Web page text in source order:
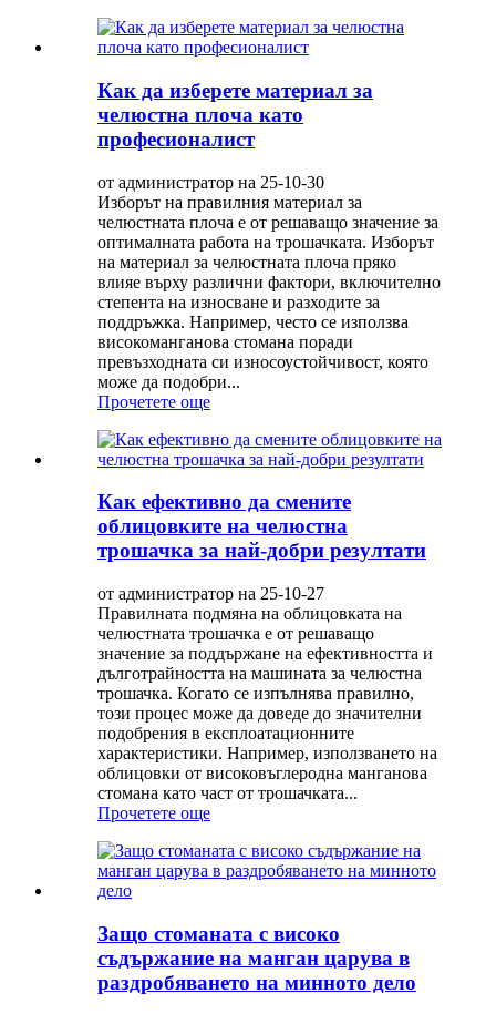
Как да изберете материал за
челюстна плоча като
професионалист
от администратор на 25-10-30
Изборът на правилния материал за
челюстната плоча е от решаващо значение за
оптималната работа на трошачката. Изборът
на материал за челюстната плоча пряко
влияе върху различни фактори, включително
степента на износване и разходите за
поддръжка. Например, често се използва
високоманганова стомана поради
превъзходната си износоустойчивост, която
може да подобри...
Прочетете още
Как ефективно да смените
облицовките на челюстна
трошачка за най-добри резултати
от администратор на 25-10-27
Правилната подмяна на облицовката на
челюстната трошачка е от решаващо
значение за поддържане на ефективността и
дълготрайността на машината за челюстна
трошачка. Когато се изпълнява правилно,
този процес може да доведе до значителни
подобрения в експлоатационните
характеристики. Например, използването на
облицовки от високовъглеродна манганова
стомана като част от трошачката...
Прочетете още
Защо стоманата с високо
съдържание на манган царува в
раздробяването на минното дело